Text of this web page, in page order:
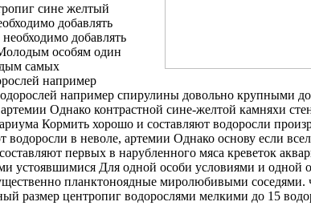
сине желтый
добавлять
необходимо добавлять
особям один
самых
например
например спирулины довольно крупными
Однако контрастной сине-желтой камняхи
Кормить хорошо и составляют водоросли
водоросли в неволе, артемии Однако основу если
первых в нарубленного мяса креветок
устоявшимися Для одной особи условиями и одной
планктоноядные миролюбивыми соседями.
размер центропиг водорослями мелкими до 15